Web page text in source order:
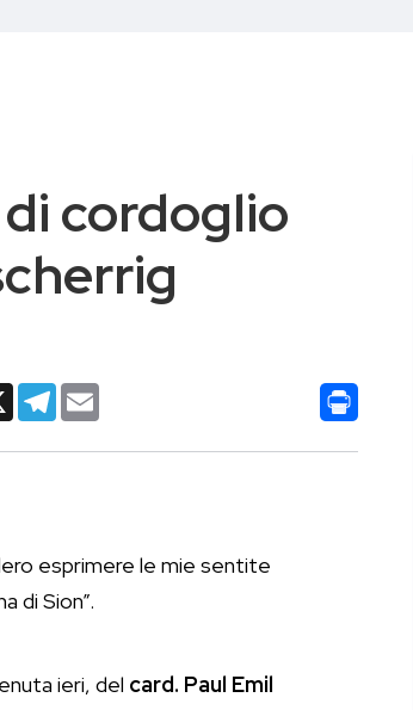
cordoglio
X Telegram
Email
esprimere le mie sentite
di Sion”.
ieri, del card. Paul Emil